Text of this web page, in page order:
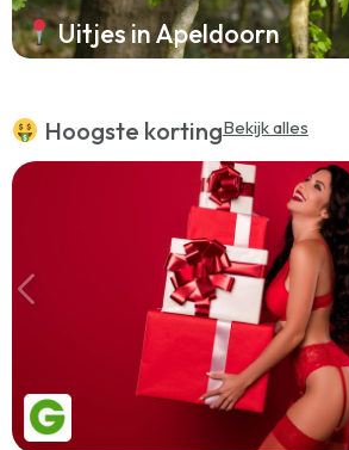
Uitjes in Apeldoorn
Hoogste kortingBekijk alles